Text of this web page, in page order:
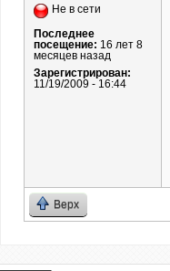
Не в сети
Последнее
посещение: 16 лет 8
месяцев назад
Зарегистрирован:
11/19/2009 - 16:44
Верх